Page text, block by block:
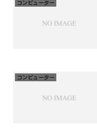
コンビューター
コンビューター